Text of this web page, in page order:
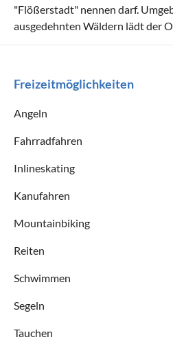
"Flößerstadt" nennen darf.
ausgedehnten Wäldern lädt der
Freizeitmöglichkeiten
Angeln
Fahrradfahren
Inlineskating
Kanufahren
Mountainbiking
Reiten
Schwimmen
Segeln
Tauchen